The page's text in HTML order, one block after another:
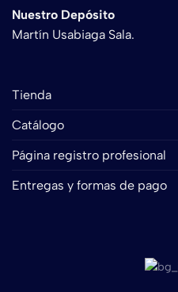
Nuestro Depósito
Martín Usabiaga Sala.
Tienda
Catálogo
Página registro profesional
Entregas y formas de pago